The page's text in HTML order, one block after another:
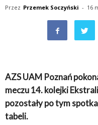
Przez Przemek Soczyński - 16
AZS UAM Poznań
meczu 14. kolejki
pozostały po tym
tabeli.